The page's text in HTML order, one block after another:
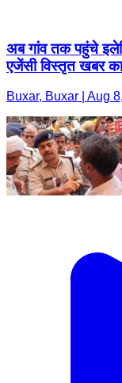
अब गांव तक पहुंचे
एजेंसी विस्तृत खबर
Buxar, Buxar | Aug